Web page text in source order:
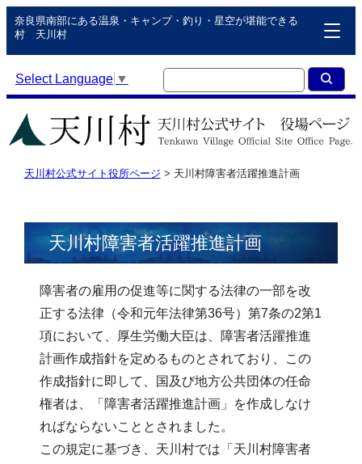
奈良県南部にある温泉・キャンプ・釣り・星空が堪能できる
村 天川村
Select Language ▼
天川村公式サイト役所ページ > 天川村障害者活躍推進計画
天川村障害者活躍推進計画
障害者の雇用の促進等に関する法律の一部を改
正する法律（令和元年法律第36号）第7条の2第1
項において、厚生労働大臣は、障害者活躍推進
計画作成指針を定めるものとされており、この
作成指針に即して、国及び地方公共団体の任命
権者は、「障害者活躍推進計画」を作成しなけ
ればならないこととされました。
この規定に基づき、天川村では「天川村障害者